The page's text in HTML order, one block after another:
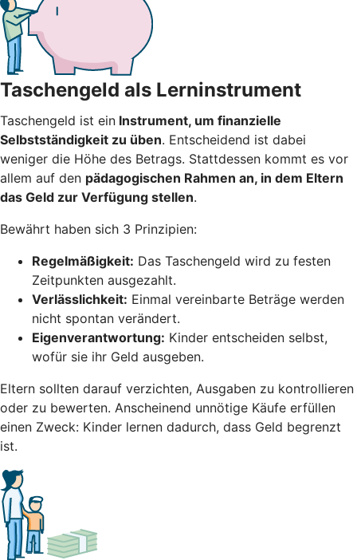
Taschengeld als Lerninstrument
Taschengeld ist ein Instrument, um finanzielle
Selbstständigkeit zu üben. Entscheidend ist dabei
weniger die Höhe des Betrags. Stattdessen kommt es vor
allem auf den pädagogischen Rahmen an, in dem Eltern
das Geld zur Verfügung stellen.
Bewährt haben sich 3 Prinzipien:
Regelmäßigkeit: Das Taschengeld wird zu festen
Zeitpunkten ausgezahlt.
Verlässlichkeit: Einmal vereinbarte Beträge werden
nicht spontan verändert.
Eigenverantwortung: Kinder entscheiden selbst,
wofür sie ihr Geld ausgeben.
Eltern sollten darauf verzichten, Ausgaben zu kontrollieren
oder zu bewerten. Anscheinend unnötige Käufe erfüllen
einen Zweck: Kinder lernen dadurch, dass Geld begrenzt
ist.